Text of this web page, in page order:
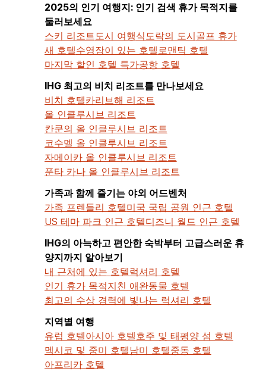
2025의 인기 여행지: 인기 검색 휴가 목적지를
둘러보세요
스키 리조트 도시 여행식도락의 도시골프 휴가
새 호텔수영장이 있는 호텔 로맨틱 호텔
마지막 할인 호텔 특가공항 호텔
IHG 최고의 비치 리조트를 만나보세요
비치 호텔카리브해 리조트
올 인클루시브 리조트
칸쿤의 올 인클루시브 리조트
코수멜 올 인클루시브 리조트
자메이카 올 인클루시브 리조트
푼타 카나 올 인클루시브 리조트
가족과 함께 즐기는 야외 어드벤처
가족 프렌들리 호텔미국 국립 공원 인근 호텔
US 테마 파크 인근 호텔디즈니 월드 인근 호텔
IHG의 아늑하고 편안한 숙박부터 고급스러운 휴
양지까지 알아보기
내 근처에 있는 호텔럭셔리 호텔
인기 휴가 목적지친 애완동물 호텔
최고의 수상 경력에 빛나는 럭셔리 호텔
지역별 여행
유럽 호텔아시아 호텔호주 및 태평양 섬 호텔
멕시코 및 중미 호텔남미 호텔중동 호텔
아프리카 호텔